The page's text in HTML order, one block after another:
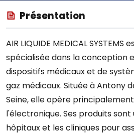
Présentation
AIR LIQUIDE MEDICAL
spécialisée dans la conception
dispositifs médicaux et de
gaz médicaux. Située à Antony
Seine, elle opère
l'électronique. Ses produits sont
hôpitaux et les cliniques pour